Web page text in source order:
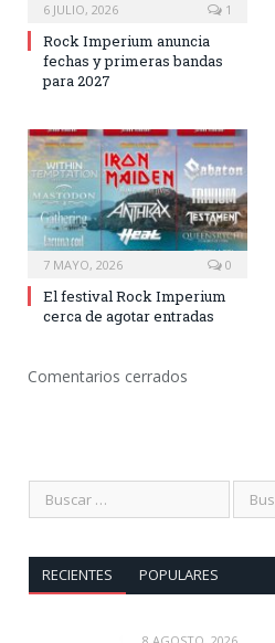
6 JULIO, 2026 1
Rock Imperium anuncia
fechas y primeras bandas
para 2027
7 MAYO, 2026 0
El festival Rock Imperium
cerca de agotar entradas
Comentarios cerrados
RECIENTES POPULARES